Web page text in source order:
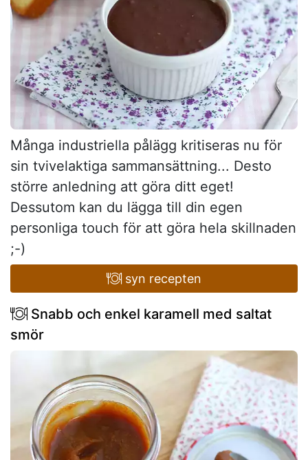
Många industriella pålägg kritiseras nu för
sin tvivelaktiga sammansättning... Desto
större anledning att göra ditt eget!
Dessutom kan du lägga till din egen
personliga touch för att göra hela skillnaden
;-)
syn recepten
Snabb och enkel karamell med saltat
smör